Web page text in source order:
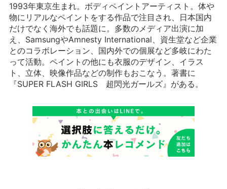
1993年東京生まれ。ボディペイントアーティスト。体や
物にリアルなペイントをする作品で注目され、日本国内
だけでなく海外でも話題に。多数のメディア出演に加
え、SamsungやAmnesty International、資生堂など企業
とのコラボレーション、国内外での個展など多岐にわた
って活動。ペイントの他にも衣服のデザイン、イラス
ト、立体、映像作品などの制作もおこなう。著書に
『SUPER FLASH GIRLS 超閃光ガールズ』がある。